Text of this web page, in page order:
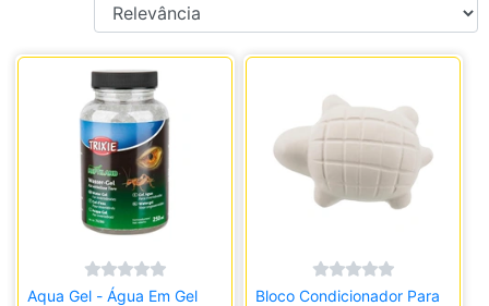
Aqua Gel - Água Em Gel
Bloco Condicionador Para